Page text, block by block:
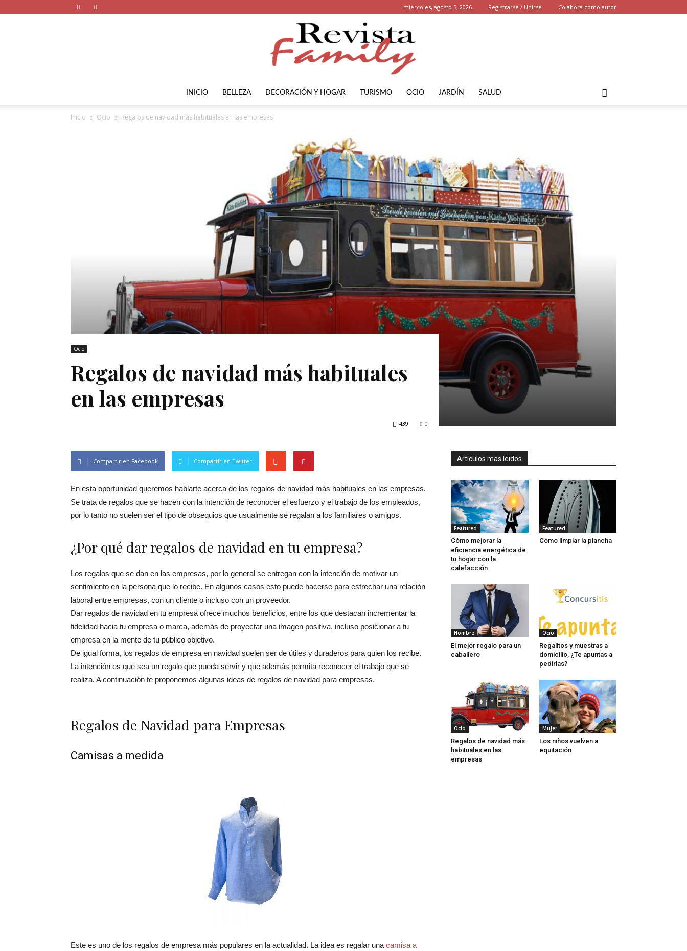
miércoles, agosto 5, 2026 Registrarse / Unirse Colabora como autor
Family
INICIO BELLEZA DECORACIÓN Y HOGAR TURISMO OCIO JARDÍN SALUD
Inicio Ocio Regalos de navidad más habituales en las empresas
Ocio
Regalos de navidad más habituales
en las empresas
0
439
Compartir en Facebook Compartir en Twitter
En esta oportunidad queremos hablarte acerca de los regalos de navidad más habituales en las empresas.
Se trata de regalos que se hacen con la intención de reconocer el esfuerzo y el trabajo de los empleados,
por lo tanto no suelen ser el tipo de obsequios que usualmente se regalan a los familiares o amigos.
¿Por qué dar regalos de navidad en tu empresa?
Los regalos que se dan en las empresas, por lo general se entregan con la intención de motivar un
sentimiento en la persona que lo recibe. En algunos casos esto puede hacerse para estrechar una relación
laboral entre empresas, con un cliente o incluso con un proveedor.
Dar regalos de navidad en tu empresa ofrece muchos beneficios, entre los que destacan incrementar la
fidelidad hacia tu empresa o marca, además de proyectar una imagen positiva, incluso posicionar a tu
empresa en la mente de tu público objetivo.
De igual forma, los regalos de empresa en navidad suelen ser de útiles y duraderos para quien los recibe.
La intención es que sea un regalo que pueda servir y que además permita reconocer el trabajo que se
realiza. A continuación te proponemos algunas ideas de regalos de navidad para empresas.
Regalos de Navidad para Empresas
Camisas a medida
Este es uno de los regalos de empresa más populares en la actualidad. La idea es regalar una camisa a
Artículos mas leidos
Featured
Cómo mejorar la
eficiencia energética de
tu hogar con la
calefacción
Featured
Cómo limpiar la plancha
Hombre
El mejor regalo para un
caballero
Ocio
Regalitos y muestras a
domicilio, ¿Te apuntas a
pedirlas?
Ocio
Regalos de navidad más
habituales en las
empresas
Mujer
Los niños vuelven a
equitación